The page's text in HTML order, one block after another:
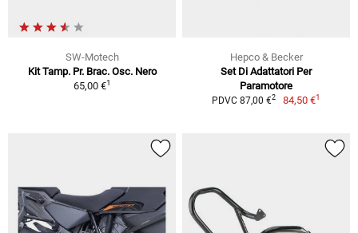
SW-Motech
Kit Tamp. Pr. Brac. Osc. Nero
65,00 €1
Hepco & Becker
Set Di Adattatori Per
Paramotore
PDVC 87,00 €2 84,50 €1